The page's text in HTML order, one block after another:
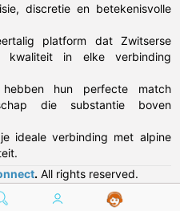
discretie en betekenisvolle
platform dat Zwitserse
kwaliteit in elke verbinding
hebben hun perfecte match
die substantie boven
ideale verbinding met alpine
. All rights reserved.